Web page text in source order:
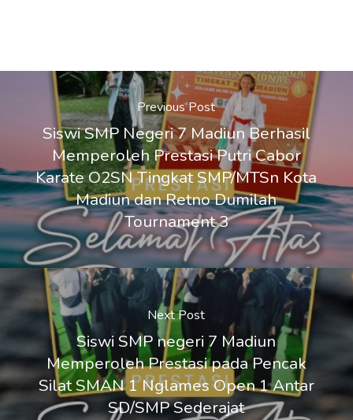
Previous Post
Siswi SMP Negeri 7 Madiun Berhasil
Memperoleh Prestasi Putri Cabor
Karate O2SN Tingkat SMP/MTSn Kota
Madiun dan Retno Dumilah
Tournament 3
Next Post
Siswi SMP negeri 7 Madiun
Memperoleh Prestasi pada Pencak
Silat SMAN 1 Nglames Open 1 Antar
SD/SMP Sederajat